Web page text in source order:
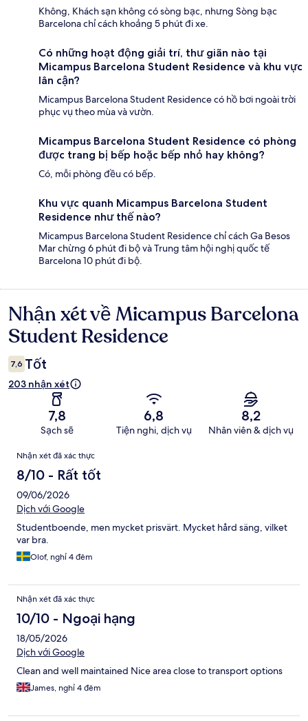
Không, Khách sạn không có sòng bạc, nhưng Sòng bạc
Barcelona chỉ cách khoảng 5 phút đi xe.
Có những hoạt động giải trí, thư giãn nào tại
Micampus Barcelona Student Residence và khu vực
lân cận?
Micampus Barcelona Student Residence có hồ bơi ngoài trời
phục vụ theo mùa và vườn.
Micampus Barcelona Student Residence có phòng
được trang bị bếp hoặc bếp nhỏ hay không?
Có, mỗi phòng đều có bếp.
Khu vực quanh Micampus Barcelona Student
Residence như thế nào?
Micampus Barcelona Student Residence chỉ cách Ga Besos
Mar chừng 6 phút đi bộ và Trung tâm hội nghị quốc tế
Barcelona 10 phút đi bộ.
Nhận
xét
Nhận xét về Micampus Barcelona
Student Residence
7,6 Tốt
203 nhận xét
7,8
Sạch sẽ
6,8
Tiện nghi, dịch vụ
8,2
Nhân viên & dịch vụ
Nhận
xét
Nhận xét đã xác thực
8/10 - Rất tốt
09/06/2026
Dịch với Google
Studentboende, men mycket prisvärt. Mycket hård säng, vilket
var bra.
Olof, nghỉ 4 đêm
Nhận xét đã xác thực
10/10 - Ngoại hạng
18/05/2026
Dịch với Google
Clean and well maintained Nice area close to transport options
James, nghỉ 4 đêm